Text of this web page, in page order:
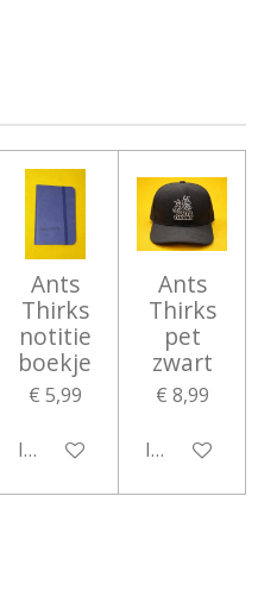
hoogte
Ants
Thirks
notitie
boekje
€ 5,99
In winkelwagen
Ants
Thirks
pet
zwart
€ 8,99
In